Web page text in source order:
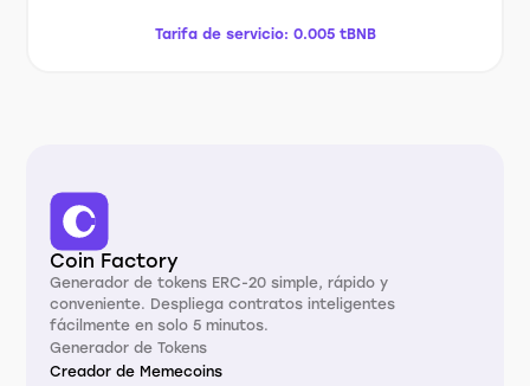
Tarifa de servicio: 0.005 tBNB
Coin Factory
Generador de tokens ERC-20 simple, rápido y
conveniente. Despliega contratos inteligentes
fácilmente en solo 5 minutos.
Generador de Tokens
Creador de Memecoins